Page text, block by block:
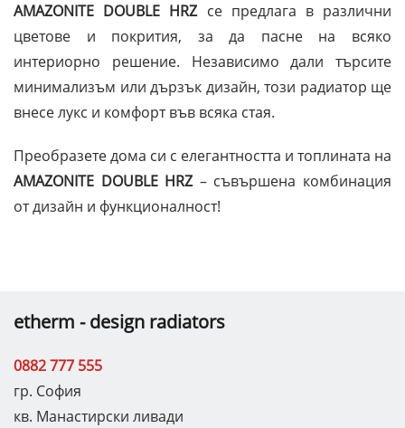
AMAZONITE DOUBLE HRZсе предлага в различни
цветове и покрития, за да пасне на всяко
интериорно решение. Независимо дали търсите
минимализъм или дързък дизайн, този радиатор ще
внесе лукс и комфорт във всяка стая.
Преобразете дома си с елегантността и топлината на
AMAZONITE DOUBLE HRZ– съвършена комбинация
от дизайн и функционалност!
etherm - design radiators
0882 777 555
гр. София
кв. Манастирски ливади